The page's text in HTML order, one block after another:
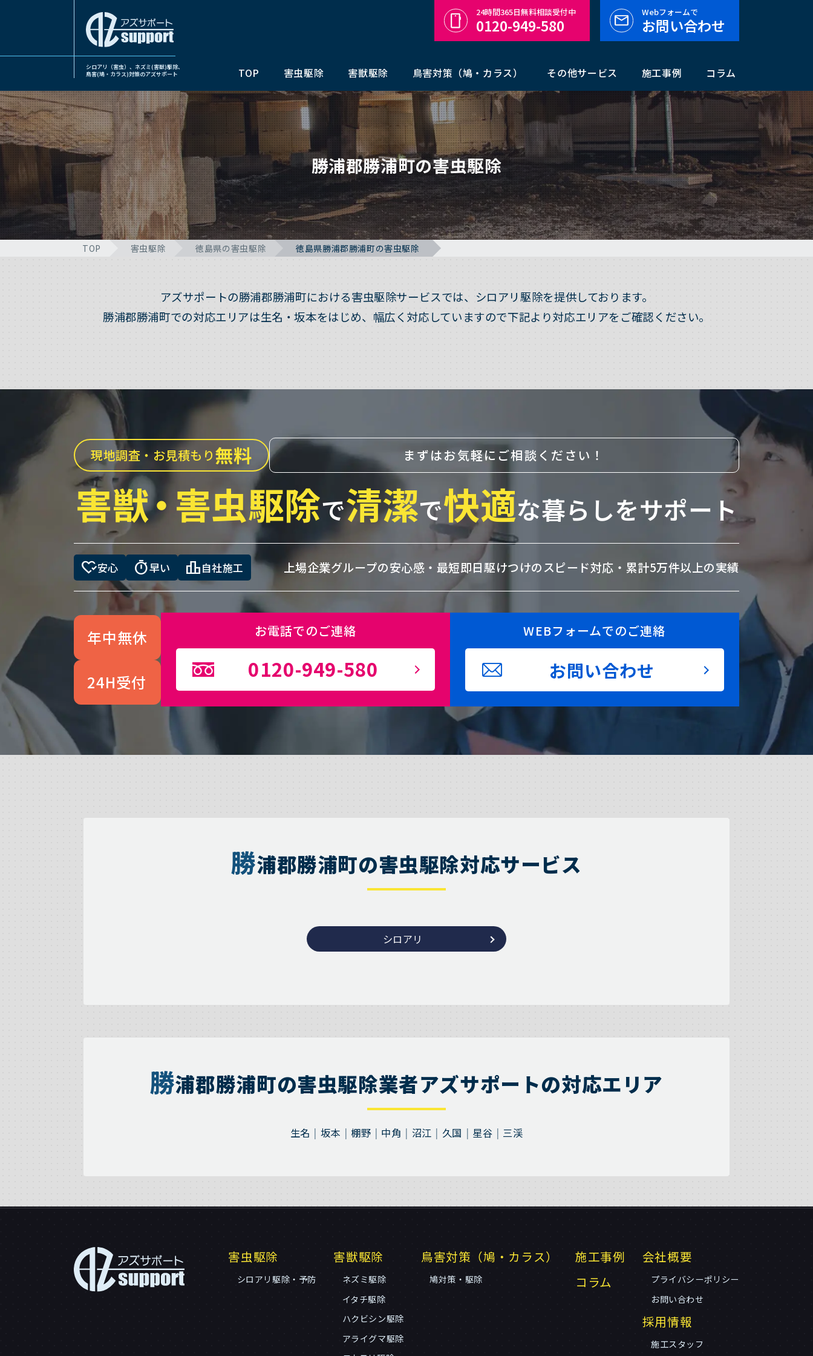
シロアリ（害虫）、ネズミ(害獣)駆除、
鳥害(鳩・カラス)対策のアズサポート
TOP 害虫駆除 害獣駆除 鳥害対策（鳩・カラス） その他サービス 施工事例 コラム
24時間365日無料相談受付中
0120-949-580
Webフォームで
お問い合わせ
勝浦郡勝浦町の害虫駆除
TOP 害虫駆除 徳島県の害虫駆除 徳島県勝浦郡勝浦町の害虫駆除
アズサポートの勝浦郡勝浦町における害虫駆除サービスでは、シロアリ駆除を提供しております。
勝浦郡勝浦町での対応エリアは生名・坂本をはじめ、幅広く対応していますので下記より対応エリアをご確認ください。
現地調査・お見積もり無料 まずはお気軽にご相談ください！
害獣・害虫駆除で清潔で快適な暮らしをサポート
heart_check安心 timer早い leaderboard自社施工 上場企業グループの安心感・ 最短即日駆けつけのスピード対応・ 累計5万件以上の実績
年中無休
24H受付
お電話でのご連絡
0120-949-580
WEBフォームでのご連絡
お問い合わせ
勝浦郡勝浦町の害虫駆除対応サービス
シロアリ
勝浦郡勝浦町の害虫駆除業者アズサポートの対応エリア
生名 坂本 棚野 中角 沼江 久国 星谷 三渓
害虫駆除
シロアリ駆除・予防
害獣駆除
ネズミ駆除
イタチ駆除
ハクビシン駆除
アライグマ駆除
鳥害対策（鳩・カラス）
鳩対策・駆除
施工事例
コラム
会社概要
プライバシーポリシー
お問い合わせ
採用情報
施工スタッフ